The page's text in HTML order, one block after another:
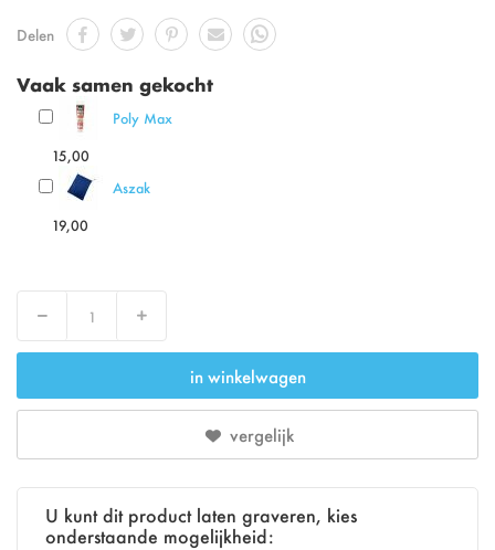
Delen
Vaak samen gekocht
Poly Max
15,00
Aszak
19,00
Verlaag Verhoog
in winkelwagen
vergelijk
U kunt dit product laten graveren, kies
onderstaande mogelijkheid: